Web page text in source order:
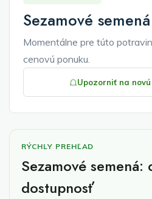
Sezamové
Momentálne pre túto
cenovú ponuku.
Upozorniť na
RÝCHLY PREHĽAD
Sezamové semená:
dostupnosť